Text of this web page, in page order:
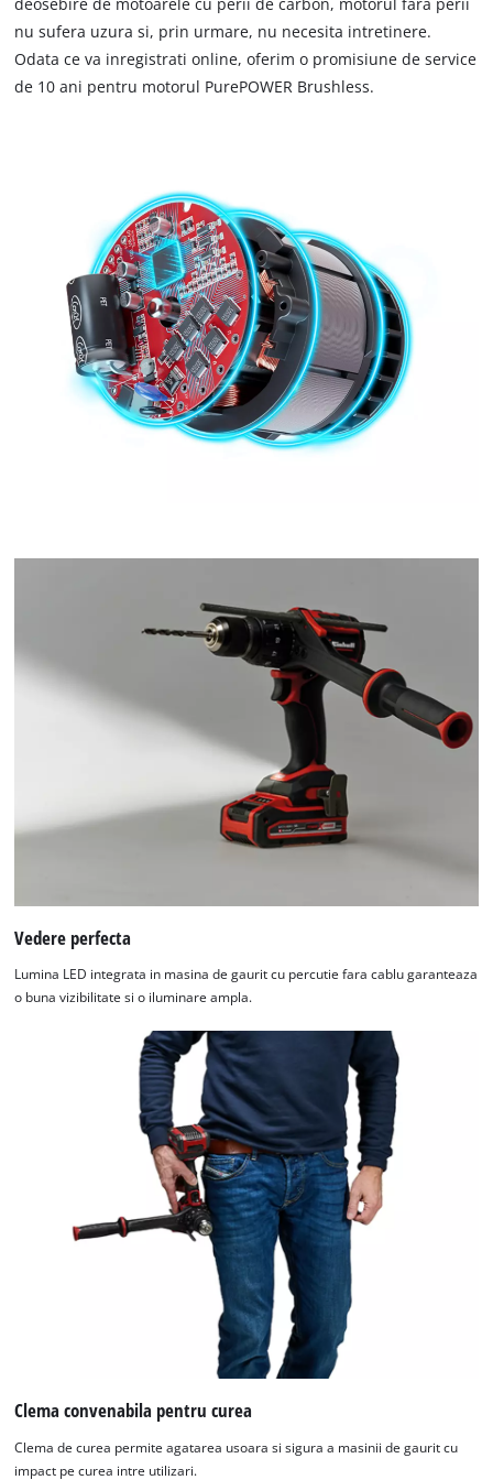
nu sufera uzura si, prin urmare, nu necesita intretinere.
Odata ce va inregistrati online, oferim o promisiune de service
de 10 ani pentru motorul PurePOWER Brushless.
Vedere perfecta
Lumina LED integrata in masina de gaurit cu percutie fara cablu garanteaza
o buna vizibilitate si o iluminare ampla.
Clema convenabila pentru curea
Clema de curea permite agatarea usoara si sigura a masinii de gaurit cu
impact pe curea intre utilizari.